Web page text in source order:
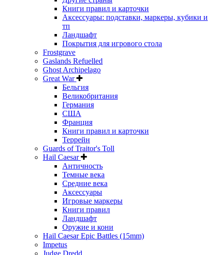
Книги правил и карточки
Аксессуары: подставки, маркеры, кубики и
тп
Ландшафт
Покрытия для игрового стола
Frostgrave
Gaslands Refuelled
Ghost Archipelago
Great War
Бельгия
Великобритания
Германия
США
Франция
Книги правил и карточки
Террейн
Guards of Traitor's Toll
Hail Caesar
Античность
Темные века
Средние века
Аксессуары
Игровые маркеры
Книги правил
Ландшафт
Оружие и кони
Hail Caesar Epic Battles (15mm)
Impetus
Judge Dredd